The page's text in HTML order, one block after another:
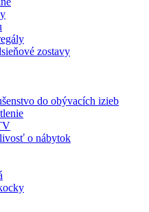
zostavy
do obývacích izieb
o nábytok